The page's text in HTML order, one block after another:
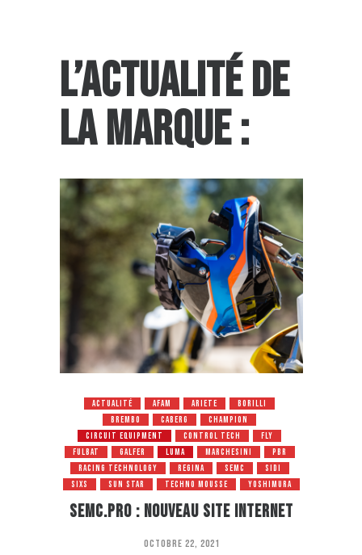
L’ACTUALITÉ DE
LA MARQUE :
ACTUALITÉ AFAM ARIETE
BORILLI
BREMBO
CABERG
CHAMPION
CIRCUIT EQUIPMENT
CONTROL TECH
FLY
FULBAT
GALFER LUMA MARCHESINI
PBR
RACING TECHNOLOGY
REGINA SEMC
SIDI
SIXS
SUN STAR TECHNO MOUSSE YOSHIMURA
SEMC.PRO : Nouveau site internet
octobre 22, 2021